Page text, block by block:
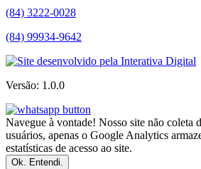
(84) 3222-0028
(84) 99934-9642
Versão: 1.0.0
Navegue à vontade! Nosso site não coleta
usuários, apenas o Google Analytics
estatísticas de acesso ao site.
Ok. Entendi.